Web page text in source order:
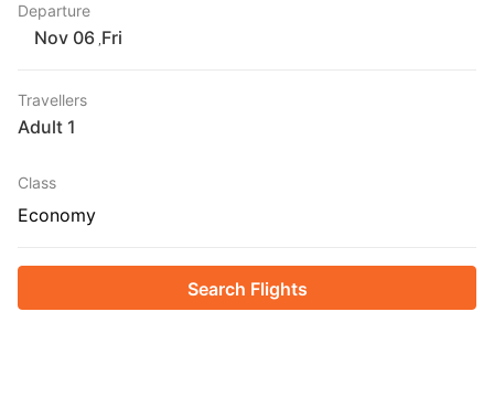
Departure
Fri
Travellers
1 Adult
Class
Economy